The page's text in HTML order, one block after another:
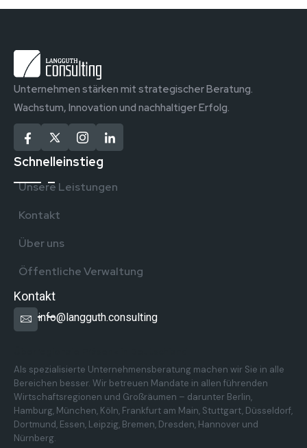
Unternehmen stärken mit strategischer Beratung.
Wachstum, Innovation und nachhaltiger Erfolg.
Schnelleinstieg
Unsere Leistungen
Kontakt
Über uns
Öffentliche Verwaltung
Kontakt
info@langguth.consulting
Als spezialisierte Unternehmensberatung machen wir Sie in alle
Bereichen besser. Wir betreuen Mandate in allen führenden
Wirtschaftsregionen und Großräumen – darunter Berlin,
Hamburg, München, Köln, Frankfurt am Main, Stuttgart, Düsseldorf,
Dortmund, Essen, Leipzig, Bremen, Dresden, Hannover und
Nürnberg.